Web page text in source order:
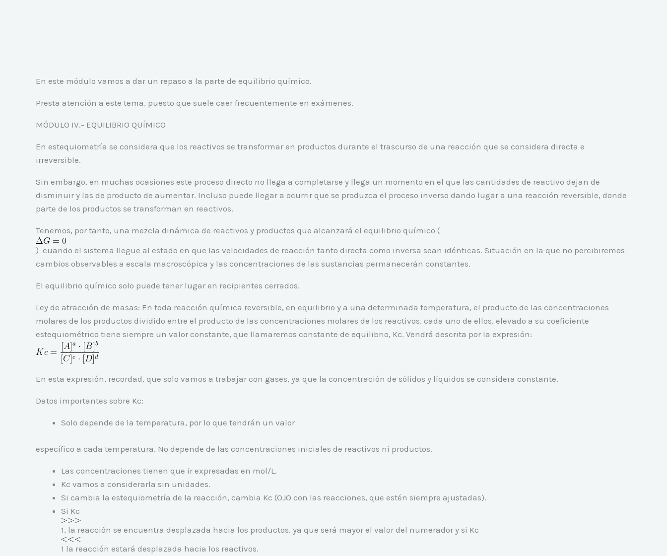
En este módulo vamos a dar un repaso a la parte de equilibrio químico.
Presta atención a este tema, puesto que suele caer frecuentemente en exámenes.
MÓDULO IV.- EQUILIBRIO QUÍMICO
En estequiometría se considera que los reactivos se transformar en productos durante el trascurso de una reacción que se considera directa e
irreversible.
Sin embargo, en muchas ocasiones este proceso directo no llega a completarse y llega un momento en el que las cantidades de reactivo dejan de
disminuir y las de producto de aumentar. Incluso puede llegar a ocurrir que se produzca el proceso inverso dando lugar a una reacción reversible, donde
parte de los productos se transforman en reactivos.
Tenemos, por tanto, una mezcla dinámica de reactivos y productos que alcanzará el equilibrio químico (
) cuando el sistema llegue al estado en que las velocidades de reacción tanto directa como inversa sean idénticas. Situación en la que no percibiremos
cambios observables a escala macroscópica y las concentraciones de las sustancias permanecerán constantes.
El equilibrio químico solo puede tener lugar en recipientes cerrados.
Ley de atracción de masas: En toda reacción química reversible, en equilibrio y a una determinada temperatura, el producto de las concentraciones
molares de los productos dividido entre el producto de las concentraciones molares de los reactivos, cada uno de ellos, elevado a su coeficiente
estequiométrico tiene siempre un valor constante, que llamaremos constante de equilibrio, Kc. Vendrá descrita por la expresión:
En esta expresión, recordad, que solo vamos a trabajar con gases, ya que la concentración de sólidos y líquidos se considera constante.
Datos importantes sobre Kc:
Solo depende de la temperatura, por lo que tendrán un valor
específico a cada temperatura. No depende de las concentraciones iniciales de reactivos ni productos.
Las concentraciones tienen que ir expresadas en mol/L.
Kc vamos a considerarla sin unidades.
Si cambia la estequiometría de la reacción, cambia Kc (OJO con las reacciones, que estén siempre ajustadas).
Si Kc
1, la reacción se encuentra desplazada hacia los productos, ya que será mayor el valor del numerador y si Kc
1 la reacción estará desplazada hacia los reactivos.